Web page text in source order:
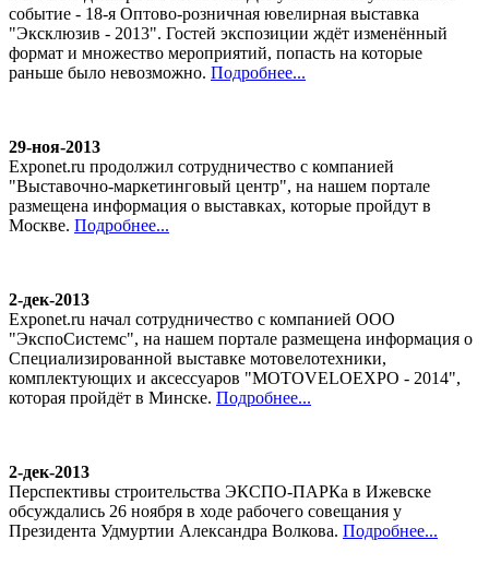
событие - 18-я Оптово-розничная ювелирная выставка
"Эксклюзив - 2013". Гостей экспозиции ждёт изменённый
формат и множество мероприятий, попасть на которые
раньше было невозможно. Подробнее...
29-ноя-2013
Exponet.ru продолжил сотрудничество с компанией
"Выставочно-маркетинговый центр", на нашем портале
размещена информация о выставках, которые пройдут в
Москве. Подробнее...
2-дек-2013
Exponet.ru начал сотрудничество с компанией ООО
"ЭкспоСистемс", на нашем портале размещена информация о
Специализированной выставке мотовелотехники,
комплектующих и аксессуаров "MOTOVELOEXPO - 2014",
которая пройдёт в Минске. Подробнее...
2-дек-2013
Перспективы строительства ЭКСПО-ПАРКа в Ижевске
обсуждались 26 ноября в ходе рабочего совещания у
Президента Удмуртии Александра Волкова. Подробнее...